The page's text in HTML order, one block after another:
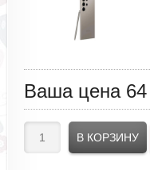
Ваша цена